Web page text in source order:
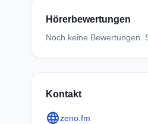
Hörerbewertungen
Noch keine Bewertungen.
Kontakt
languagezeno.fm